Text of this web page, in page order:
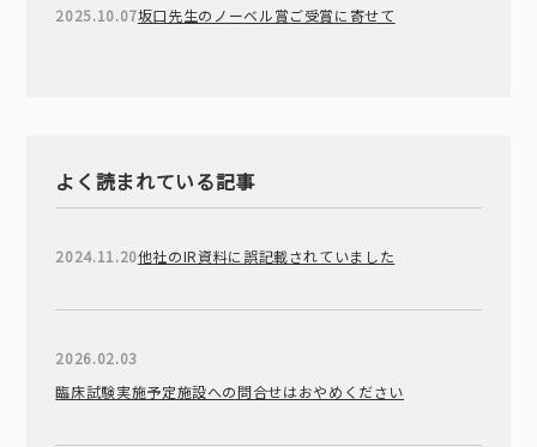
2025.10.07坂口先生のノーベル賞ご受賞に寄せて
よく読まれている記事
2024.11.20他社のIR資料に誤記載されていました
2026.02.03
臨床試験実施予定施設への問合せはおやめください